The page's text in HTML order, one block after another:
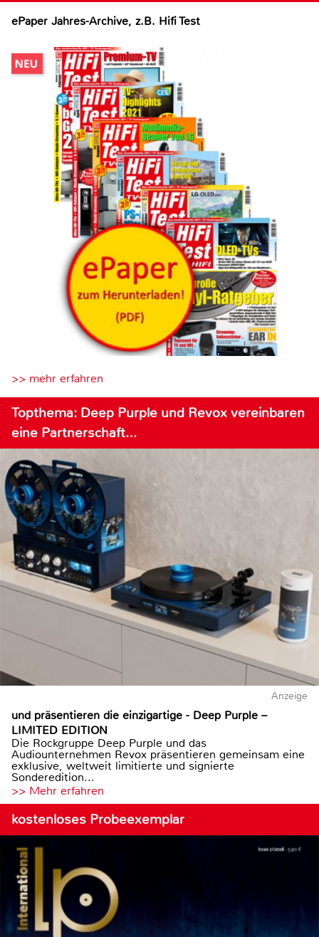
ePaper Jahres-Archive, z.B. Hifi Test
>> mehr erfahren
Topthema: Deep Purple und Revox vereinbaren
eine Partnerschaft…
Anzeige
und präsentieren die einzigartige - Deep Purple –
LIMITED EDITION
Die Rockgruppe Deep Purple und das
Audiounternehmen Revox präsentieren gemeinsam eine
exklusive, weltweit limitierte und signierte
Sonderedition...
>> Mehr erfahren
kostenloses Probeexemplar